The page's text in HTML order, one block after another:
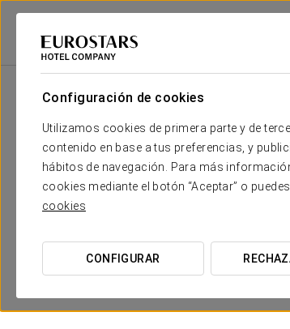
Configuración de cookies
Utilizamos cookies de primera parte y de
contenido en base a tus preferencias, y
hábitos de navegación. Para más
cookies mediante el botón “Aceptar” o
cookies
CONFIGURAR
Eurostars Hotel Company